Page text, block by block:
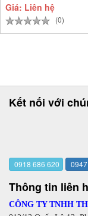
Giá: Liên hệ
(0)
Kết nối với
0918 686 620
Thông tin liên
CÔNG TY TNHH